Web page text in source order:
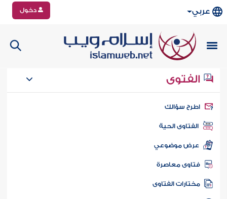
عربي دخول
الفتوى
سؤالك
الفتاوى الحية
عرض موضوعي
فتاوى معاصرة